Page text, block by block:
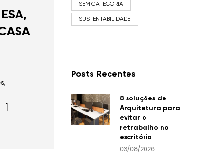
SEM CATEGORIA
SUSTENTABILIDADE
Posts Recentes
8 soluções de
Arquitetura para
evitar o
retrabalho no
escritório
03/08/2026